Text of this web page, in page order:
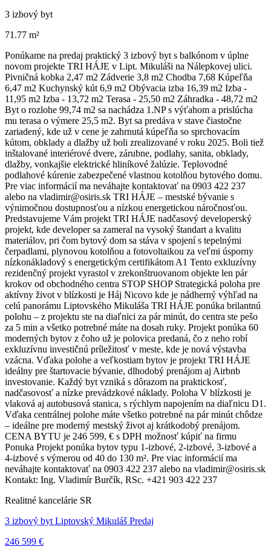
3 izbový byt
71.77 m²
Ponúkame na predaj praktický 3 izbový byt s balkónom v úplne
novom projekte TRI HÁJE v Lipt. Mikuláši na Nálepkovej ulici.
Pivničná kobka 2,47 m2 Zádverie 3,8 m2 Chodba 7,68 Kúpeľňa
6,47 m2 Kuchynský kút 6,9 m2 Obývacia izba 16,39 m2 Izba -
11,95 m2 Izba - 13,72 m2 Terasa - 25,50 m2 Záhradka - 48,72 m2
Byt o rozlohe 99,74 m2 sa nachádza 1.NP s výťahom a prislúcha
mu terasa o výmere 25,5 m2. Byt sa predáva v stave čiastočne
zariadený, kde už v cene je zahrnutá kúpeľňa so sprchovacím
kútom, obklady a dlažby už boli zrealizované v roku 2025. Boli tiež
inštalované interiérové dvere, zárubne, podlahy, sanita, obklady,
dlažby, vonkajšie elektrické hliníkové žalúzie. Teplovodné
podlahové kúrenie zabezpečené vlastnou kotolňou bytového domu.
Pre viac informácií ma neváhajte kontaktovať na 0903 422 237
alebo na vladimir@osiris.sk TRI HÁJE – mestské bývanie s
výnimočnou dostupnosťou a nízkou energetickou náročnosťou.
Predstavujeme Vám projekt TRI HÁJE nadčasový developerský
projekt, kde developer sa zameral na vysoký štandart a kvalitu
materiálov, pri čom bytový dom sa stáva v spojení s tepelnými
čerpadlami, plynovou kotolňou a fotovoltaikou za veľmi úsporny
nízkonákladový s energetickým certifikátom A1 Tento exkluzívny
rezidenčný projekt vyrastol v zrekonštruovanom objekte len pár
krokov od obchodného centra STOP SHOP Strategická poloha pre
aktívny život v blízkosti je Háj Nicovo kde je nádherný výhľad na
celú panorámu Liptovského Mikuláša TRI HÁJE ponúka brilantnú
polohu – z projektu ste na diaľnici za pár minút, do centra ste pešo
za 5 min a všetko potrebné máte na dosah ruky. Projekt ponúka 60
moderných bytov z čoho už je polovica predaná, čo z neho robí
exkluzívnu investičnú príležitosť v meste, kde je nová výstavba
vzácna. Vďaka polohe a veľkostiam bytov je projekt TRI HÁJE
ideálny pre štartovacie bývanie, dlhodobý prenájom aj Airbnb
investovanie. Každý byt vzniká s dôrazom na praktickosť,
nadčasovosť a nízke prevádzkové náklady. Poloha V blízkosti je
vlaková aj autobusová stanica, s rýchlym napojením na diaľnicu D1.
Vďaka centrálnej polohe máte všetko potrebné na pár minút chôdze
– ideálne pre moderný mestský život aj krátkodobý prenájom.
CENA BYTU je 246 599, € s DPH možnosť kúpiť na firmu
Ponuka Projekt ponúka bytov typu 1-izbové, 2-izbové, 3-izbové a
4-izbové s výmerou od 40 do 130 m². Pre viac informácií ma
neváhajte kontaktovať na 0903 422 237 alebo na vladimir@osiris.sk
Kontakt: Ing. Vladimír Burčík, RSc. +421 903 422 237
Realitné kancelárie SR
3 izbový byt Liptovský Mikuláš Predaj
246 599 €